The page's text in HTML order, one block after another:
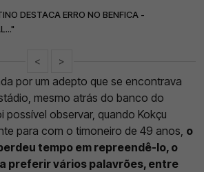
DESTACA ERRO NO BENFICA -
< >
por um adepto que se encontrava
mesmo atrás do banco do
possível observar, quando Kokçu
para com o timoneiro de 49 anos, o
tempo em repreendê-lo, o
preferir vários palavrões, entre